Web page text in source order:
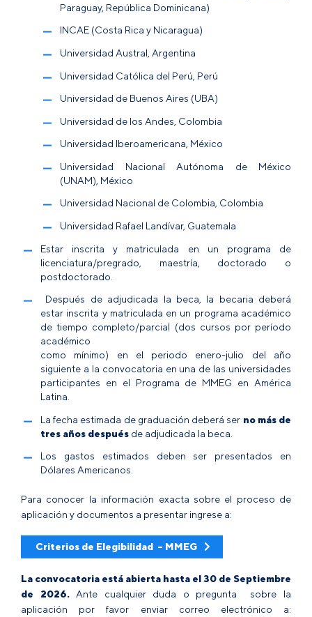
Paraguay, República Dominicana)
INCAE (Costa Rica y Nicaragua)
Universidad Austral, Argentina
Universidad Católica del Perú, Perú
Universidad de Buenos Aires (UBA)
Universidad de los Andes, Colombia
Universidad Iberoamericana, México
Universidad Nacional Autónoma de México
(UNAM), México
Universidad Nacional de Colombia, Colombia
Universidad Rafael Landívar, Guatemala
Estar inscrita y matriculada en un programa de
licenciatura/pregrado, maestría, doctorado o
postdoctorado.
Después de adjudicada la beca, la becaria deberá
estar inscrita y matriculada en un programa académico
de tiempo completo/parcial (dos cursos por período
académico
como mínimo) en el periodo enero-julio del año
siguiente a la convocatoria en una de las universidades
participantes en el Programa de MMEG en América
Latina.
La fecha estimada de graduación deberá ser no más de
tres años después de adjudicada la beca.
Los gastos estimados deben ser presentados en
Dólares Americanos.
Para conocer la información exacta sobre el proceso de
aplicación y documentos a presentar ingrese a:
Criterios de Elegibilidad – MMEG
La convocatoria está abierta hasta el 30 de Septiembre
de 2026.Ante cualquier duda o pregunta sobre la
aplicación por favor enviar correo electrónico a: